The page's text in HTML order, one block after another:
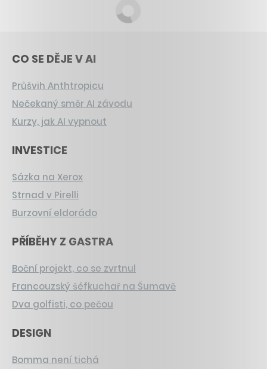
CO SE DĚJE V AI
Průšvih Anthtropicu
Nečekaný směr AI závodu
Kurzy, jak AI vypnout
INVESTICE
Sázka na Xerox
Strnad v Pirelli
Burzovní eldorádo
PŘÍBĚHY Z GASTRA
Boční projekt, co se zvrtnul
Francouzský šéfkuchař na Šumavě
Dva golfisti, co pečou
DESIGN
Bomma není tichá